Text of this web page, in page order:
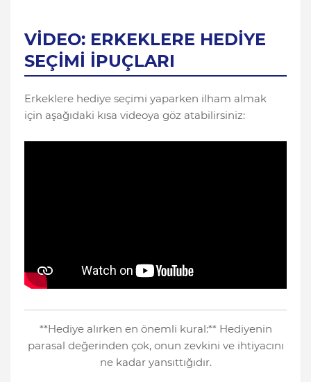
VİDEO: ERKEKLERE HEDİYE
SEÇİMİ İPUÇLARI
Erkeklere hediye seçimi yaparken ilham almak
için aşağıdaki kısa videoya göz atabilirsiniz:
**Hediye alırken en önemli kural:** Hediyenin
parasal değerinden çok, onun zevkini ve ihtiyacını
ne kadar yansıttığıdır.